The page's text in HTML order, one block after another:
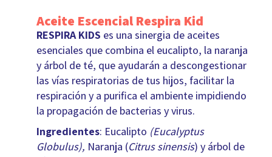
Aceite Escencial Respira Kid
RESPIRA KIDS es una sinergia de aceites
esenciales que combina el eucalipto, la naranja
y árbol de té, que ayudarán a descongestionar
las vías respiratorias de tus hijos, facilitar la
respiración y a purifica el ambiente impidiendo
la propagación de bacterias y virus.
Ingredientes: Eucalipto (Eucalyptus
Globulus), Naranja (Citrus sinensis) y árbol de